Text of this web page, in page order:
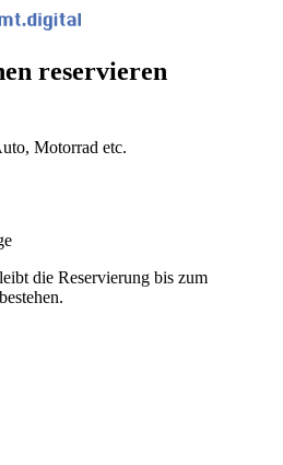
reservieren
Motorrad etc.
die Reservierung bis zum
bestehen.